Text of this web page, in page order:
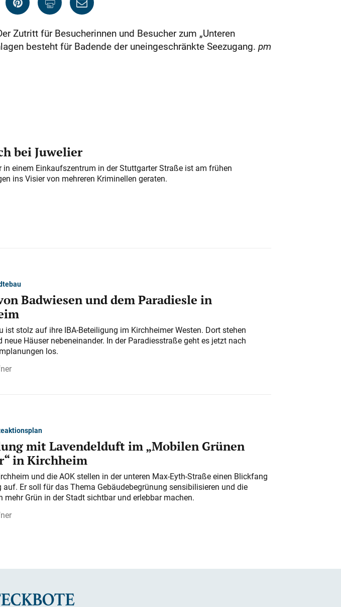
Zutritt für Besucherinnen und Besucher zum „Unteren
besteht für Badende der uneingeschränkte Seezugang. pm
bei Juwelier
in einem Einkaufszentrum in der Stuttgarter Straße ist am frühen
ins Visier von mehreren Kriminellen geraten.
Badwiesen und dem Paradiesle in
ist stolz auf ihre IBA-Beteiligung im Kirchheimer Westen. Dort stehen
neue Häuser nebeneinander. In der Paradiesstraße geht es jetzt nach
los.
mit Lavendelduft im „Mobilen Grünen
in Kirchheim
und die AOK stellen in der unteren Max-Eyth-Straße einen Blickfang
auf. Er soll für das Thema Gebäudebegrünung sensibilisieren und die
mehr Grün in der Stadt sichtbar und erlebbar machen.